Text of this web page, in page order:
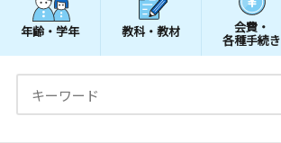
年齢・学年 教科・教材 会費・
各種手続き